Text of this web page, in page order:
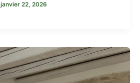
janvier 22, 2026